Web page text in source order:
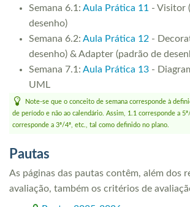
Semana 6.1: Aula Prática 11 - Visitor
desenho)
Semana 6.2: Aula Prática 12 -
desenho) & Adapter (padrão de
Semana 7.1: Aula Prática 13 -
UML
Note-se que o conceito de semana corresponde à
de período e não ao calendário. Assim, 1.1 corresponde a
corresponde a 3ª/4ª, etc., tal como definido no plano.
Pautas
As páginas das pautas contêm, além dos
avaliação, também os critérios de